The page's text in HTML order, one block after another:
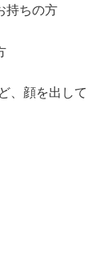
持ちの方
、顔を出して